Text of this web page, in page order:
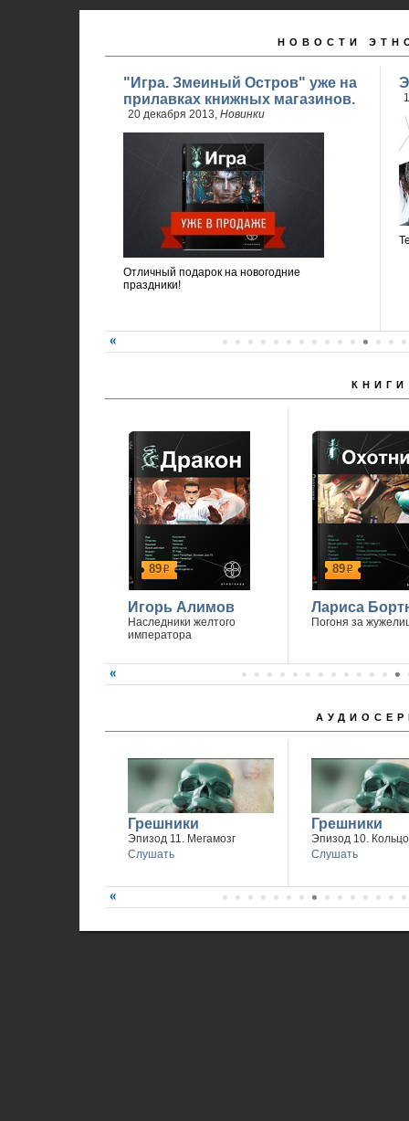
НОВОСТИ
"Игра. Змеиный Остров" уже на
прилавках книжных магазинов.
20 декабря 2013, Новинки
Отличный подарок на новогодние
праздники!
КНИГИ
89р
Игорь Алимов
Наследники желтого
императора
89р
Лариса
Погоня за
Грешники
Эпизод 11. Мегамозг
Слушать
Грешники
Эпизод 10. Кольцо
Слушать